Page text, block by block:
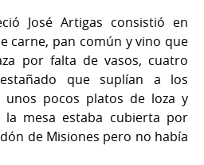
José Artigas consistió en
carne, pan común y vino que
por falta de vasos, cuatro
que suplían a los
unos pocos platos de loza y
mesa estaba cubierta por
de Misiones pero no había